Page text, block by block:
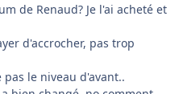
de Renaud? Je l'ai acheté et
d'accrocher, pas trop
le niveau d'avant..